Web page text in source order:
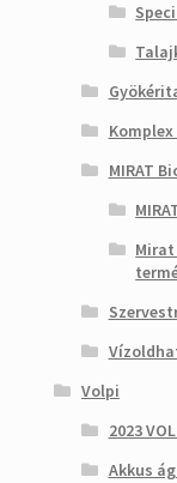
MIRAT
Volpi
2023
Akkus